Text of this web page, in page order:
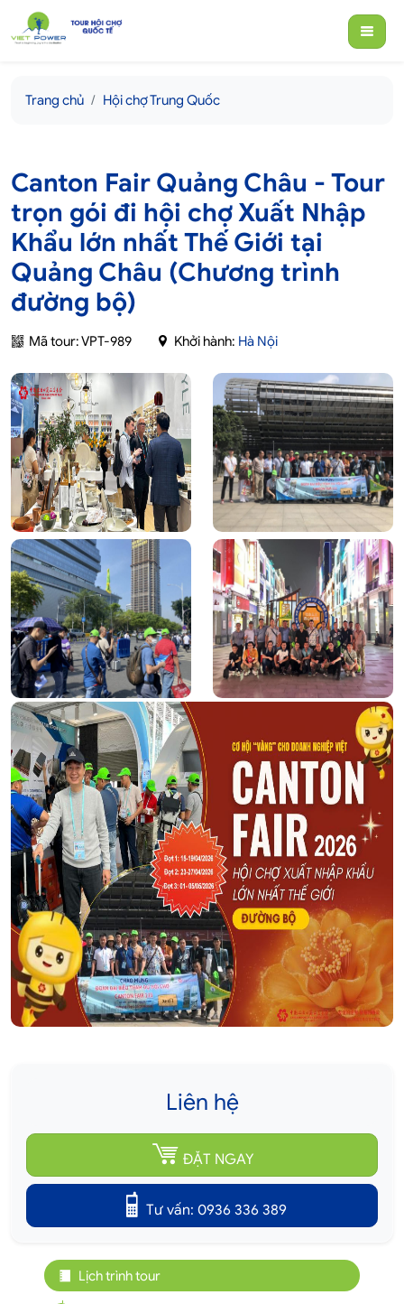
Trang chủ Hội chợ Trung Quốc
Canton Fair Quảng Châu - Tour
trọn gói đi hội chợ Xuất Nhập
Khẩu lớn nhất Thế Giới tại
Quảng Châu (Chương trình
đường bộ)
Mã tour: VPT-989 Khởi hành: Hà Nội
Liên hệ
ĐẶT NGAY
Tư vấn: 0936 336 389
Lịch trình tour